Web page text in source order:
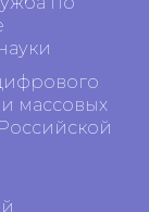
и массовых